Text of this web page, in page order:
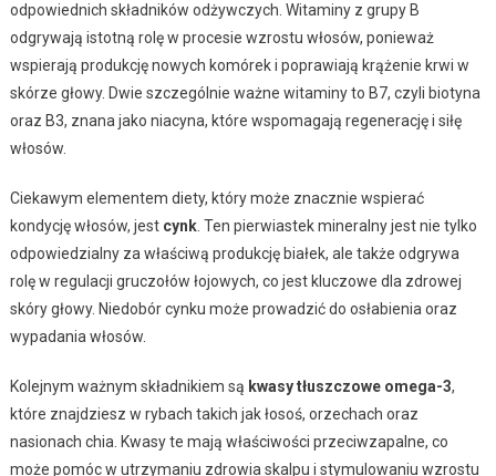
odpowiednich składników odżywczych. Witaminy z grupy B
odgrywają istotną rolę w procesie wzrostu włosów, ponieważ
wspierają produkcję nowych komórek i poprawiają krążenie krwi w
skórze głowy. Dwie szczególnie ważne witaminy to B7, czyli biotyna
oraz B3, znana jako niacyna, które wspomagają regenerację i siłę
włosów.
Ciekawym elementem diety, który może znacznie wspierać
kondycję włosów, jest cynk. Ten pierwiastek mineralny jest nie tylko
odpowiedzialny za właściwą produkcję białek, ale także odgrywa
rolę w regulacji gruczołów łojowych, co jest kluczowe dla zdrowej
skóry głowy. Niedobór cynku może prowadzić do osłabienia oraz
wypadania włosów.
Kolejnym ważnym składnikiem są kwasy tłuszczowe omega-3,
które znajdziesz w rybach takich jak łosoś, orzechach oraz
nasionach chia. Kwasy te mają właściwości przeciwzapalne, co
może pomóc w utrzymaniu zdrowia skalpu i stymulowaniu wzrostu